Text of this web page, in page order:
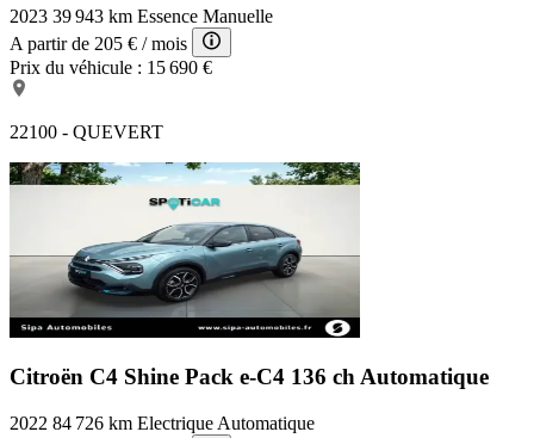
2023 39 943 km Essence Manuelle
A partir de 205 € / mois
Prix du véhicule : 15 690 €
22100 - QUEVERT
Citroën C4 Shine Pack e-C4 136 ch Automatique
2022 84 726 km Electrique Automatique